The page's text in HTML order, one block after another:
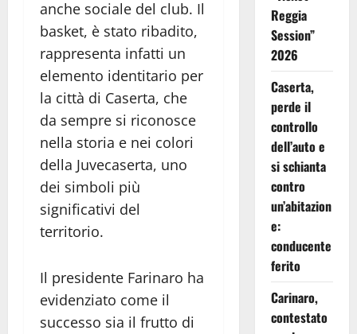
anche sociale del club. Il
basket, è stato ribadito,
rappresenta infatti un
elemento identitario per
la città di Caserta, che
da sempre si riconosce
nella storia e nei colori
della Juvecaserta, uno
dei simboli più
significativi del
territorio.
Il presidente Farinaro ha
evidenziato come il
successo sia il frutto di
Reggia
Session”
2026
Caserta,
perde il
controllo
dell’auto e
si schianta
contro
un’abitazion
e:
conducente
ferito
Carinaro,
contestato